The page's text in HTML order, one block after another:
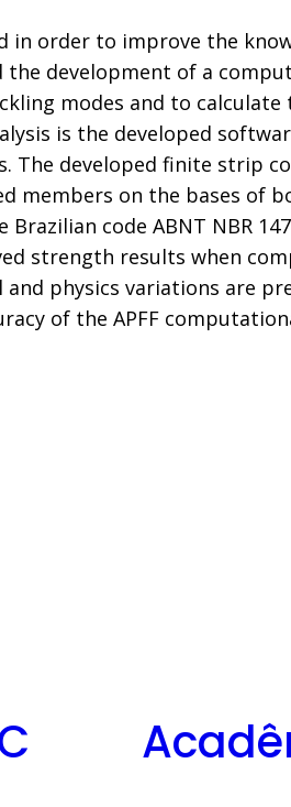
in order to improve the
development of a
modes and to
is the developed
The developed finite strip
members on the bases of
code ABNT NBR
strength results when
physics variations are
of the APFF